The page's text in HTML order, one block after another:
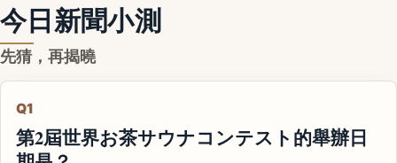
今日新聞小測
先猜，再揭曉
Q1
第2屆世界お茶サウナコンテスト的舉辦日